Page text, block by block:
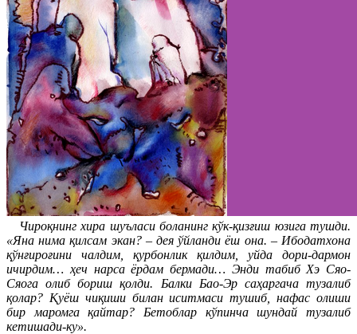
Чироқнинг хира шуъласи боланинг кўк-қизғиш юзига тушди.
«Яна нима қилсам экан? – дея ўйланди ёш она. – Ибодатхона
қўнғироғини чалдим, қурбонлик қилдим, уйда дори-дармон
ичирдим… ҳеч нарса ёрдам бермади… Энди табиб Хэ Сяо-
Сяога олиб бориш қолди. Балки Бао-Эр саҳаргача тузалиб
қолар? Қуёш чиқиши билан иситмаси тушиб, нафас олиши
бир маромга қайтар? Бетоблар кўпинча шундай тузалиб
кетишади-ку».